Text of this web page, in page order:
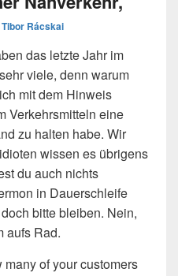
Tibor Rácskai
das letzte Jahr im
viele, denn warum
mit dem Hinweis
Verkehrsmitteln eine
zu halten habe. Wir
wissen es übrigens
du auch nichts
in Dauerschleife
bitte bleiben. Nein,
aufs Rad.
many of your customers